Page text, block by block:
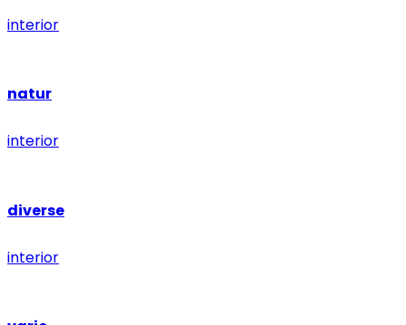
interior
natur
interior
diverse
interior